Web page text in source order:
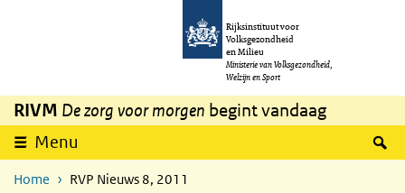
Overslaan en naar de inhoud gaan
Rijksinstituut voor
Volksgezondheid
en Milieu
Ministerie van Volksgezondheid,
Welzijn en Sport
RIVM De zorg voor morgen begint vandaag
Menu
Home RVP Nieuws 8, 2011